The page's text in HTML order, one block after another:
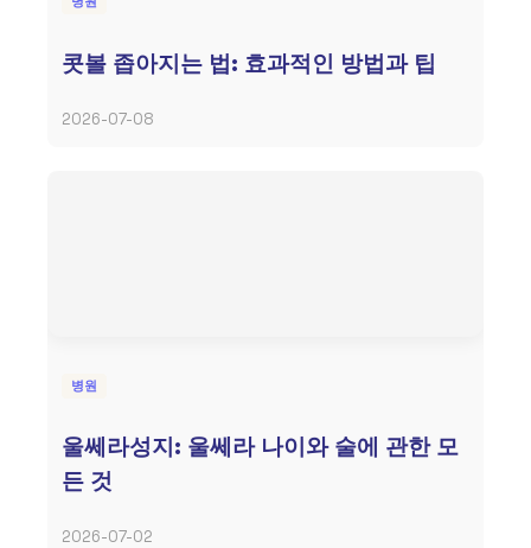
콧볼 좁아지는 법: 효과적인 방법과 팁
2026-07-08
병원
울쎄라성지: 울쎄라 나이와 술에 관한 모
든 것
2026-07-02